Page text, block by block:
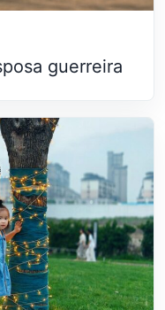
guerreira